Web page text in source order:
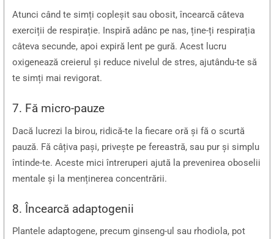
Atunci când te simți copleșit sau obosit, încearcă câteva
exerciții de respirație. Inspiră adânc pe nas, ține-ți respirația
câteva secunde, apoi expiră lent pe gură. Acest lucru
oxigenează creierul și reduce nivelul de stres, ajutându-te să
te simți mai revigorat.
7. Fă micro-pauze
Dacă lucrezi la birou, ridică-te la fiecare oră și fă o scurtă
pauză. Fă câțiva pași, privește pe fereastră, sau pur și simplu
întinde-te. Aceste mici întreruperi ajută la prevenirea oboselii
mentale și la menținerea concentrării.
8. Încearcă adaptogenii
Plantele adaptogene, precum ginseng-ul sau rhodiola, pot